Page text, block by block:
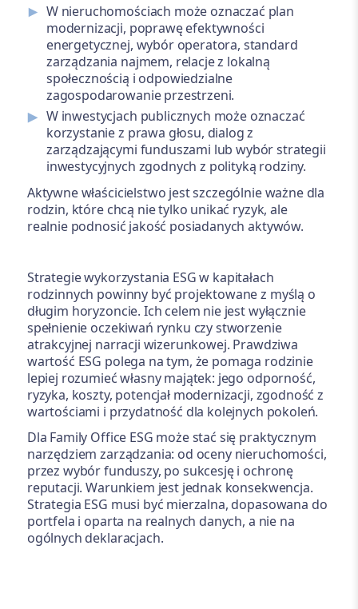
W nieruchomościach może oznaczać plan
modernizacji, poprawę efektywności
energetycznej, wybór operatora, standard
zarządzania najmem, relacje z lokalną
społecznością i odpowiedzialne
zagospodarowanie przestrzeni.
W inwestycjach publicznych może oznaczać
korzystanie z prawa głosu, dialog z
zarządzającymi funduszami lub wybór strategii
inwestycyjnych zgodnych z polityką rodziny.
Aktywne właścicielstwo jest szczególnie ważne dla
rodzin, które chcą nie tylko unikać ryzyk, ale
realnie podnosić jakość posiadanych aktywów.
Strategie wykorzystania ESG w kapitałach
rodzinnych powinny być projektowane z myślą o
długim horyzoncie. Ich celem nie jest wyłącznie
spełnienie oczekiwań rynku czy stworzenie
atrakcyjnej narracji wizerunkowej. Prawdziwa
wartość ESG polega na tym, że pomaga rodzinie
lepiej rozumieć własny majątek: jego odporność,
ryzyka, koszty, potencjał modernizacji, zgodność z
wartościami i przydatność dla kolejnych pokoleń.
Dla Family Office ESG może stać się praktycznym
narzędziem zarządzania: od oceny nieruchomości,
przez wybór funduszy, po sukcesję i ochronę
reputacji. Warunkiem jest jednak konsekwencja.
Strategia ESG musi być mierzalna, dopasowana do
portfela i oparta na realnych danych, a nie na
ogólnych deklaracjach.